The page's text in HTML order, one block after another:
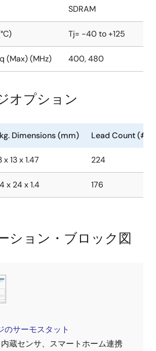
SDRAM
Tj= -40 to +125
(Max) (MHz) 400, 480
オプション
Dimensions (mm) Lead Count (#)
x 13 x 1.47 224
x 24 x 1.4 176
ション・ブロック図
のサーモスタット
蔵センサ、スマートホーム連携